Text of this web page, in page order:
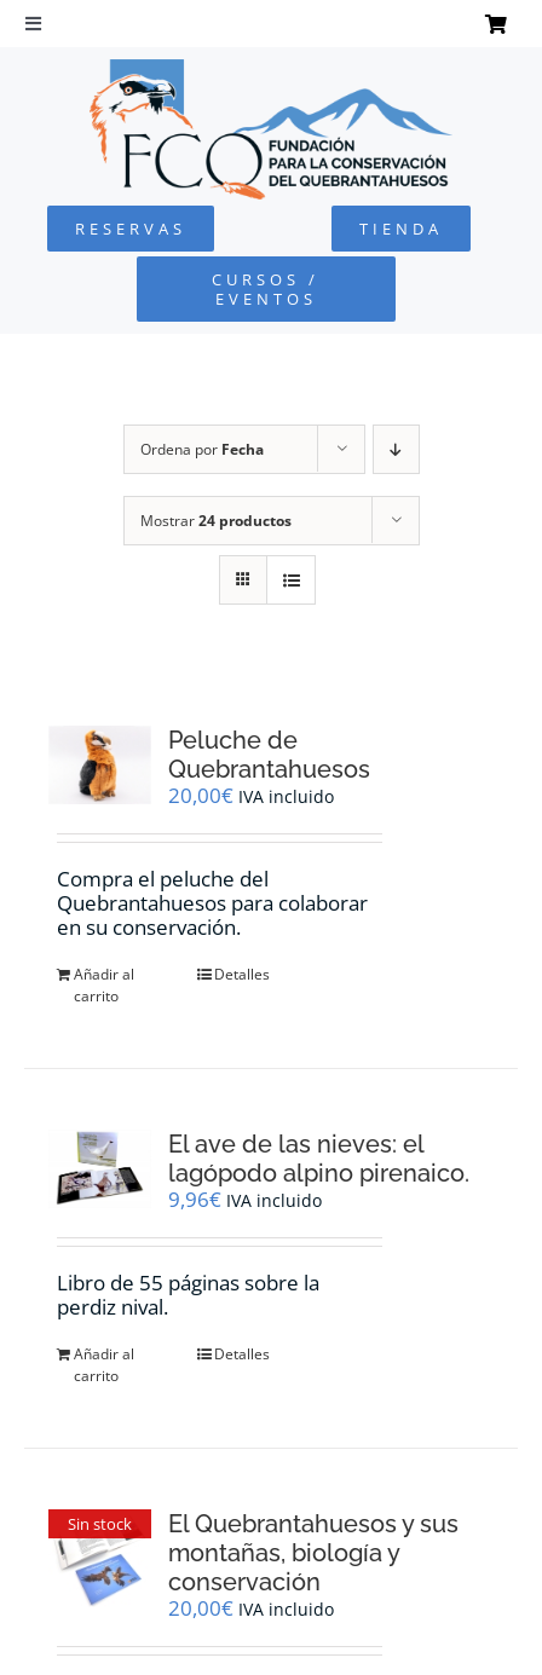
Saltar
Toggle
Navigation
QUEBRANTAHUESOS
FUNDACIÓN
CONTACTO
CARRITO
RESERVAS TIENDA
CURSOS /
EVENTOS
Ordena por Fecha
Mostrar24 productos
Peluche de
Quebrantahuesos
20,00€ IVA incluido
Compra el peluche del
Quebrantahuesos para colaborar
en su conservación.
Añadir al
carrito
Detalles
El ave de las nieves: el
lagópodo alpino pirenaico.
9,96€ IVA incluido
Libro de 55 páginas sobre la
perdiz nival.
Añadir al
carrito
Detalles
Sin stock
El Quebrantahuesos y sus
montañas, biología y
conservación
20,00€ IVA incluido